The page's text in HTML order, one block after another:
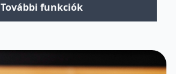
További funkciók